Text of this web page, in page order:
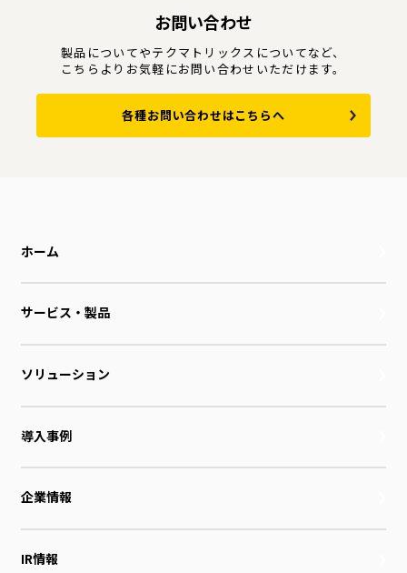
お問い合わせ
製品についてやテクマトリックスについてなど、
こちらよりお気軽にお問い合わせいただけます。
各種お問い合わせはこちらへ
ホーム
サービス・製品
ソリューション
導入事例
企業情報
IR情報